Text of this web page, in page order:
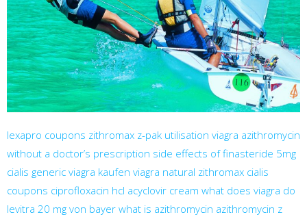
lexapro coupons zithromax z-pak utilisation viagra azithromycin
without a doctor’s prescription side effects of finasteride 5mg
cialis generic viagra kaufen viagra natural zithromax cialis
coupons ciprofloxacin hcl acyclovir cream what does viagra do
levitra 20 mg von bayer what is azithromycin azithromycin z